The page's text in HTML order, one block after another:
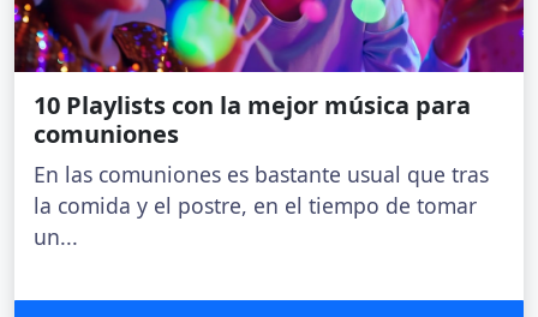
10 Playlists con la mejor música para
comuniones
En las comuniones es bastante usual que tras
la comida y el postre, en el tiempo de tomar
un...